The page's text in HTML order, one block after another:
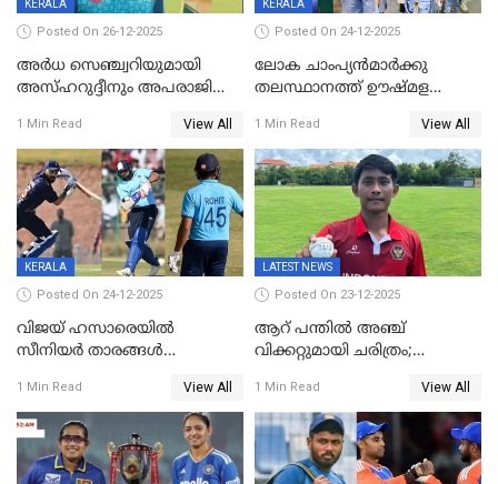
KERALA
Posted On 26-12-2025
അർധ സെഞ്ച്വറിയുമായി
അസ്ഹറുദ്ദീനും അപരാജിതും
റൺസ് വിജയലക്ഷ്യമുയർത്തി
കേരളം
1 Min Read View All
KERALA
Posted On 24-12-2025
ലോക ചാംപ്യൻമാർക്കു
തലസ്ഥാനത്ത് ഊഷ്മള
മത്സരം ജയിച്ചാൽ ഇന്ത്യയ്ക്കു
പരമ്പര
1 Min Read View All
KERALA
Posted On 24-12-2025
വിജയ് ഹസാരെയിൽ
സീനിയർ താരങ്ങൾ
സച്ചിന്‍റെ റെക്കോഡ് മറികടന്ന്
കോഹ്‌ലി, രോഹിത്
വാർണർക്കൊപ്പം
1 Min Read View All
LATEST NEWS
Posted On 23-12-2025
ആറ് പന്തിൽ അഞ്ച്
വിക്കറ്റുമായി ചരിത്രം;
റെക്കോഡുമായി
ഇന്തോനേഷ്യൻ താരം
1 Min Read View All